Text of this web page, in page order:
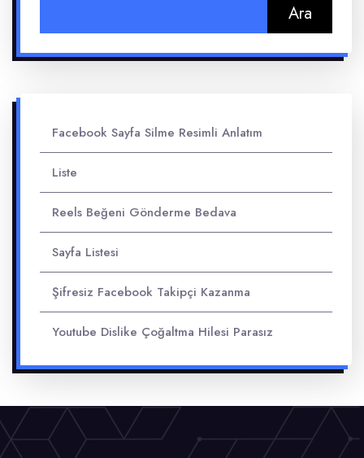
Facebook Sayfa Silme Resimli Anlatım
Liste
Reels Beğeni Gönderme Bedava
Sayfa Listesi
Şifresiz Facebook Takipçi Kazanma
Youtube Dislike Çoğaltma Hilesi Parasız